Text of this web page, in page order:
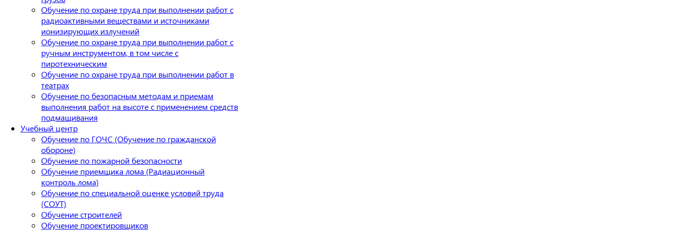
Обучение по охране труда при выполнении работ с
радиоактивными веществами и источниками
ионизирующих излучений
Обучение по охране труда при выполнении работ с
ручным инструментом, в том числе с
пиротехническим
Обучение по охране труда при выполнении работ в
театрах
Обучение по безопасным методам и приемам
выполнения работ на высоте с применением средств
подмащивания
Учебный центр
Обучение по ГОЧС (Обучение по гражданской
обороне)
Обучение по пожарной безопасности
Обучение приемщика лома (Радиационный
контроль лома)
Обучение по специальной оценке условий труда
(СОУТ)
Обучение строителей
Обучение проектировщиков